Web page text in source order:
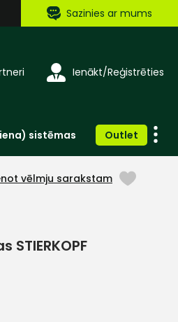
Sazinies ar mums
Ienākt/Reģistrēties
sistēmas Outlet
vēlmju sarakstam